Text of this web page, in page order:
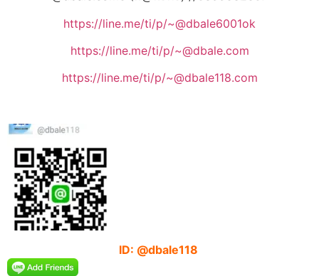
https://line.me/ti/p/~@dbale6001ok
https://line.me/ti/p/~@dbale.com
https://line.me/ti/p/~@dbale118.com
ID: @dbale118